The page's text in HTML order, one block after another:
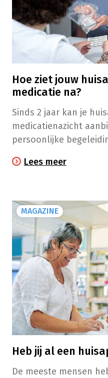
Hoe ziet jouw
medicatie na?
Sinds 2 jaar kan je
medicatienazicht
persoonlijke
Lees meer
MAGAZINE
Heb jij al een
De meeste mensen